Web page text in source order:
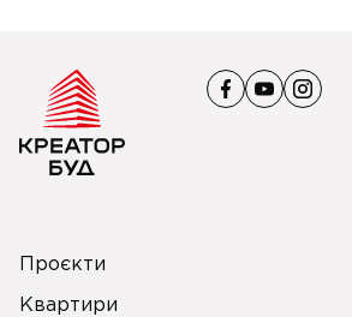
Проєкти
Квартири